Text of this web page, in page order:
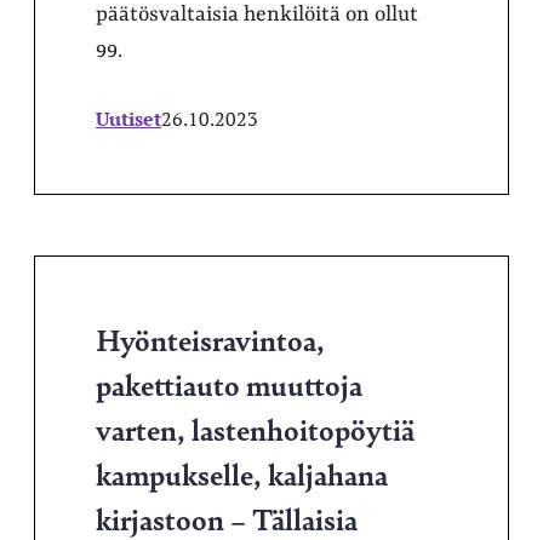
päätösvaltaisia henkilöitä on ollut
99.
Uutiset26.10.2023
Hyönteisravintoa,
pakettiauto muuttoja
varten, lastenhoitopöytiä
kampukselle, kaljahana
kirjastoon – Tällaisia